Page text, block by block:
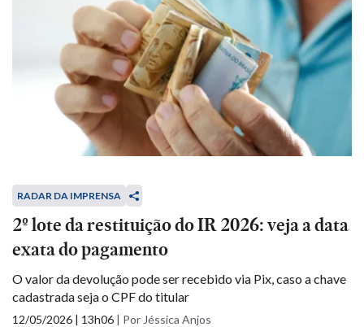
RADAR DA IMPRENSA
2º lote da restituição do IR 2026: veja a data
exata do pagamento
O valor da devolução pode ser recebido via Pix, caso a chave
cadastrada seja o CPF do titular
12/05/2026 | 13h06 | Por Jéssica Anjos